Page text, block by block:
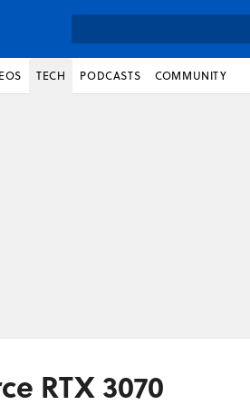
TECH PODCASTS COMMUNITY
RTX 3070